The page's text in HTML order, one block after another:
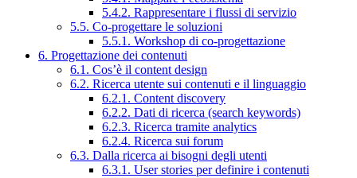
5.4.2. Rappresentare i flussi di servizio
5.5. Co-progettare le soluzioni
5.5.1. Workshop di co-progettazione
6. Progettazione dei contenuti
6.1. Cos’è il content design
6.2. Ricerca utente sui contenuti e il linguaggio
6.2.1. Content discovery
6.2.2. Dati di ricerca (search keywords)
6.2.3. Ricerca tramite analytics
6.2.4. Ricerca sui forum
6.3. Dalla ricerca ai bisogni degli utenti
6.3.1. User stories per definire i contenuti